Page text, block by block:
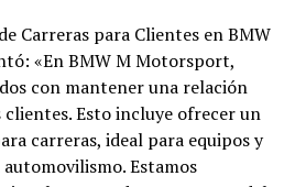
Carreras para Clientes en BMW
«En BMW M Motorsport,
con mantener una relación
Esto incluye ofrecer un
carreras, ideal para equipos y
Estamos